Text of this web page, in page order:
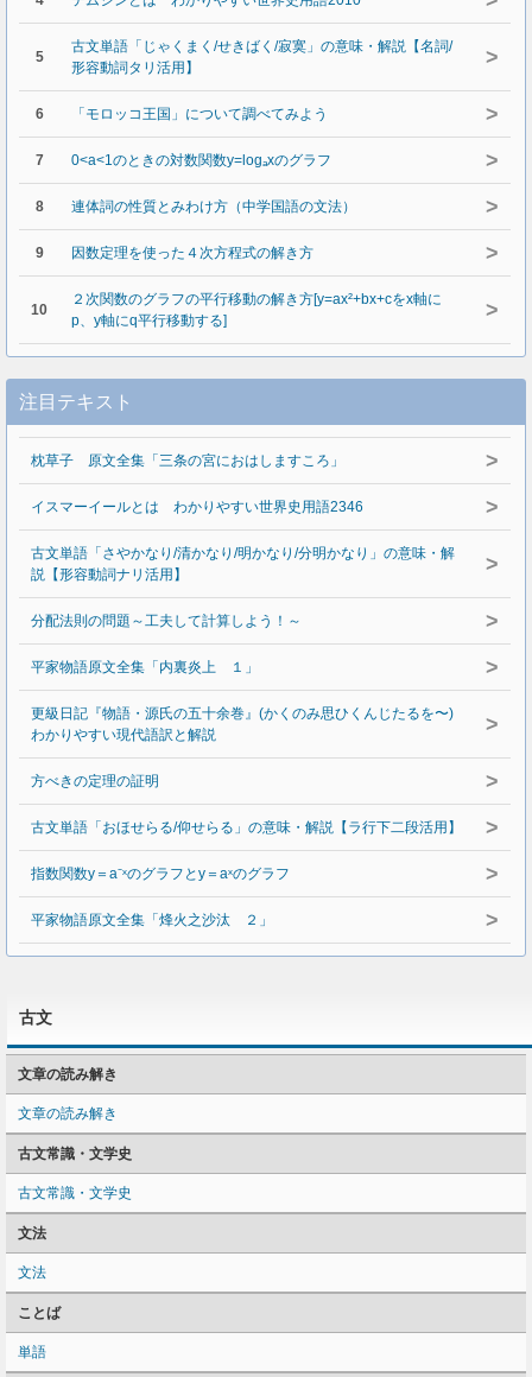
5
古文単語「じゃくまく/せきばく/寂寞」の意味・解説【名詞/
形容動詞タリ活用】
>
6 「モロッコ王国」について調べてみよう >
7 0<a<1のときの対数関数y=logₐxのグラフ >
8 連体詞の性質とみわけ方（中学国語の文法） >
9 因数定理を使った４次方程式の解き方 >
10
２次関数のグラフの平行移動の解き方[y=ax²+bx+cをx軸に
p、y軸にq平行移動する]
>
注目テキスト
枕草子 原文全集「三条の宮におはしますころ」 >
イスマーイールとは わかりやすい世界史用語2346 >
古文単語「さやかなり/清かなり/明かなり/分明かなり」の意味・解
説【形容動詞ナリ活用】
>
分配法則の問題～工夫して計算しよう！～ >
平家物語原文全集「内裏炎上 １」 >
更級日記『物語・源氏の五十余巻』(かくのみ思ひくんじたるを〜)
わかりやすい現代語訳と解説
>
方べきの定理の証明 >
古文単語「おほせらる/仰せらる」の意味・解説【ラ行下二段活用】 >
指数関数y＝a⁻ˣのグラフとy＝aˣのグラフ >
平家物語原文全集「烽火之沙汰 ２」 >
古文
文章の読み解き
文章の読み解き
古文常識・文学史
古文常識・文学史
文法
文法
ことば
単語